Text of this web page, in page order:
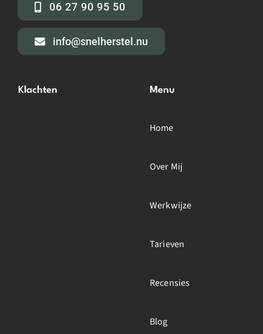
06 27 90 95 50
info@snelherstel.nu
Klachten Menu
Home
Over Mij
Werkwijze
Tarieven
Recensies
Blog